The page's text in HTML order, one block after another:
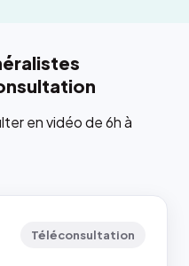
en vidéo de 6h à
Téléconsultation